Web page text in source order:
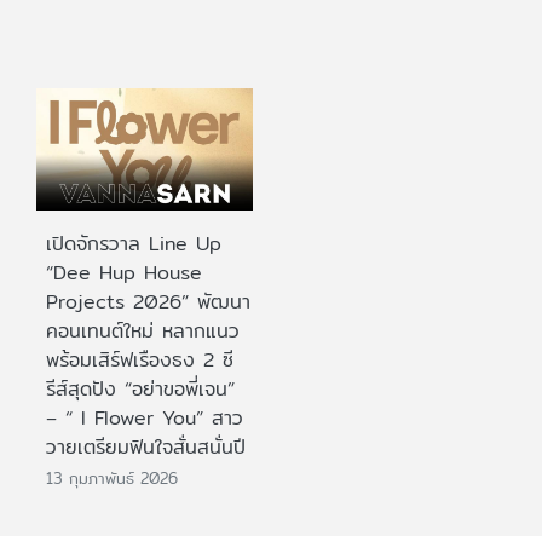
เปิดจักรวาล Line Up
“Dee Hup House
Projects 2026” พัฒนา
คอนเทนต์ใหม่ หลากแนว
พร้อมเสิร์ฟเรืองธง 2 ซี
รีส์สุดปัง “อย่าขอพี่เจน”
– “ I Flower You” สาว
วายเตรียมฟินใจสั่นสนั่นปี
13 กุมภาพันธ์ 2026